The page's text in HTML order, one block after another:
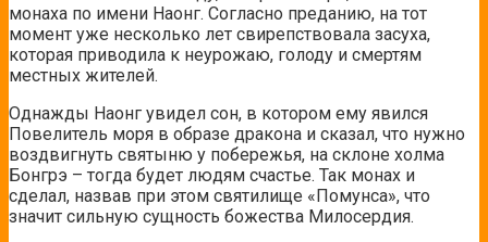
монаха по имени Наонг. Согласно преданию, на тот
момент уже несколько лет свирепствовала засуха,
которая приводила к неурожаю, голоду и смертям
местных жителей.
Однажды Наонг увидел сон, в котором ему явился
Повелитель моря в образе дракона и сказал, что нужно
воздвигнуть святыню у побережья, на склоне холма
Бонгрэ – тогда будет людям счастье. Так монах и
сделал, назвав при этом святилище «Помунса», что
значит сильную сущность божества Милосердия.